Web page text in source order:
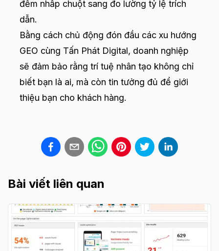
đếm nhấp chuột sang đo lường tỷ lệ trích
dẫn.
Bằng cách chủ động đón đầu các xu hướng
GEO cùng Tấn Phát Digital, doanh nghiệp
sẽ đảm bảo rằng trí tuệ nhân tạo không chỉ
biết bạn là ai, mà còn tin tưởng đủ để giới
thiệu bạn cho khách hàng.
Bài viết liên quan